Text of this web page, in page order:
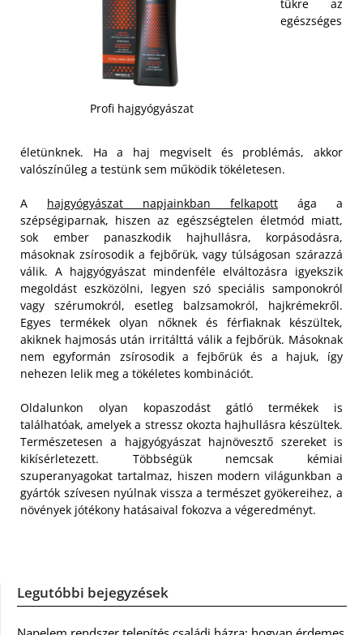
Profi hajgyógyászat
tükre az
egészséges
életünknek. Ha a haj megviselt és problémás, akkor
valószínűleg a testünk sem működik tökéletesen.
A hajgyógyászat napjainkban felkapott ága a
szépségiparnak, hiszen az egészségtelen életmód miatt,
sok ember panaszkodik hajhullásra, korpásodásra,
másoknak zsírosodik a fejbőrük, vagy túlságosan szárazzá
válik. A hajgyógyászat mindenféle elváltozásra igyekszik
megoldást eszközölni, legyen szó speciális samponokról
vagy szérumokról, esetleg balzsamokról, hajkrémekről.
Egyes termékek olyan nőknek és férfiaknak készültek,
akiknek hajmosás után irritálttá válik a fejbőrük. Másoknak
nem egyformán zsírosodik a fejbőrük és a hajuk, így
nehezen lelik meg a tökéletes kombinációt.
Oldalunkon olyan kopaszodást gátló termékek is
találhatóak, amelyek a stressz okozta hajhullásra készültek.
Természetesen a hajgyógyászat hajnövesztő szereket is
kikísérletezett. Többségük nemcsak kémiai
szuperanyagokat tartalmaz, hiszen modern világunkban a
gyártók szívesen nyúlnak vissza a természet gyökereihez, a
növények jótékony hatásaival fokozva a végeredményt.
Legutóbbi bejegyzések